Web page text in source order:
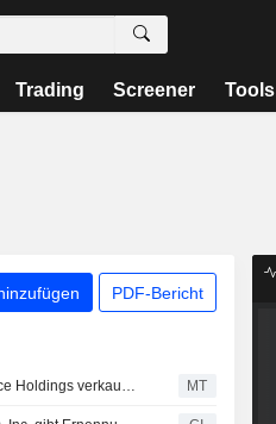
Trading Screener Tools
PDF-Bericht
Insider von Exlservice Holdings verkauft Aktien im Wert von 384.890 USD, wie aus einer jüngsten SEC-Meldung hervorgeht MT